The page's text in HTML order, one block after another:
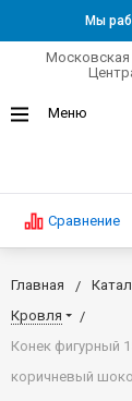
Мы
Московская
Сравнение
Главная
Кровля
Конек фигурный
коричневый